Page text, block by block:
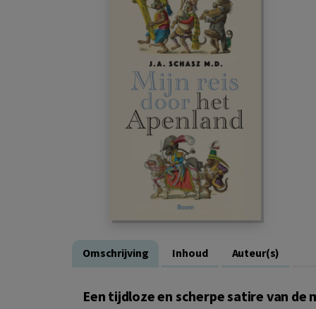
Omschrijving Inhoud Auteur(s)
Een tijdloze en scherpe satire van de